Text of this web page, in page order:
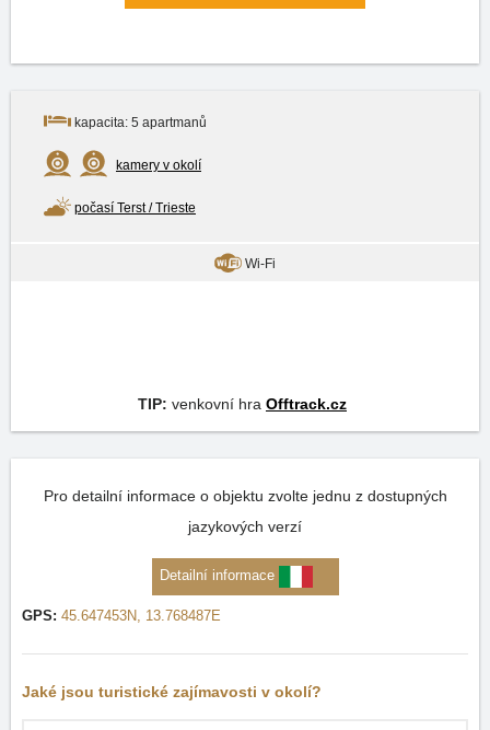
kapacita: 5 apartmanů
kamery v okolí
počasí Terst / Trieste
Wi-Fi
TIP: venkovní hra Offtrack.cz
Pro detailní informace o objektu zvolte jednu z dostupných
jazykových verzí
Detailní informace
GPS: 45.647453N, 13.768487E
Jaké jsou turistické zajímavosti v okolí?